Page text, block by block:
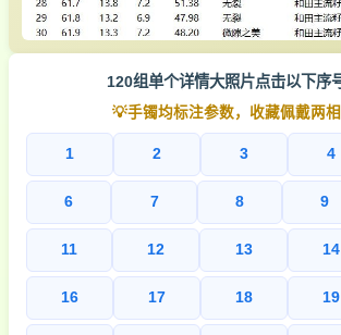
120组单个详情大照片点击以下序
💡手镯均标注参数，收藏佩戴两
1 2 3 4
6 7 8 9
11 12 13 14
16 17 18 19